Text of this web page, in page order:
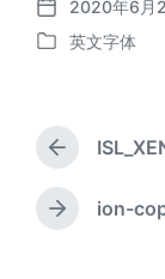
发
布
2020年6月
发
英文字体
上
篇
文
章
下
ion-